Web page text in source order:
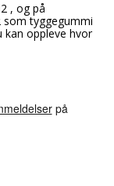
, og på
som tyggegummi
kan oppleve hvor